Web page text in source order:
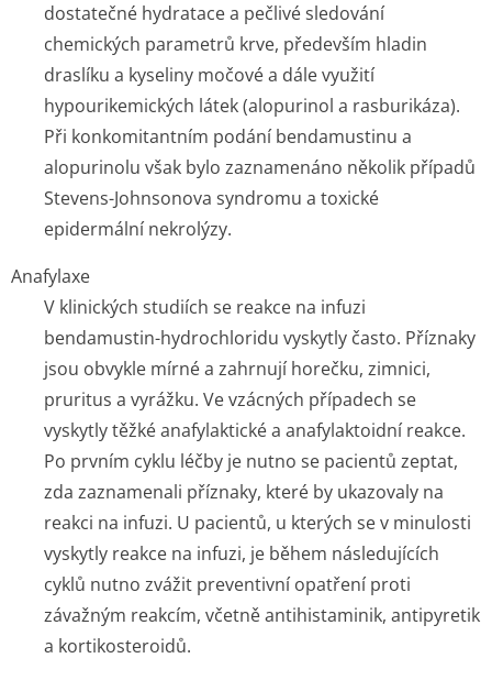
dostatečné hydratace a pečlivé sledování
chemických parametrů krve, především hladin
draslíku a kyseliny močové a dále využití
hypourikemických látek (alopurinol a rasburikáza).
Při konkomitantním podání bendamustinu a
alopurinolu však bylo zaznamenáno několik případů
Stevens-Johnsonova syndromu a toxické
epidermální nekrolýzy.
Anafylaxe
V klinických studiích se reakce na infuzi
bendamustin-hydrochloridu vyskytly často. Příznaky
jsou obvykle mírné a zahrnují horečku, zimnici,
pruritus a vyrážku. Ve vzácných případech se
vyskytly těžké anafylaktické a anafylaktoidní reakce.
Po prvním cyklu léčby je nutno se pacientů zeptat,
zda zaznamenali příznaky, které by ukazovaly na
reakci na infuzi. U pacientů, u kterých se v minulosti
vyskytly reakce na infuzi, je během následujících
cyklů nutno zvážit preventivní opatření proti
závažným reakcím, včetně antihistaminik, antipyretik
a kortikosteroidů.